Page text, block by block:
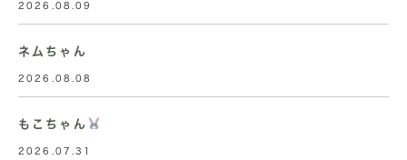
2026.08.09
ネムちゃん
2026.08.08
もこちゃん
2026.07.31